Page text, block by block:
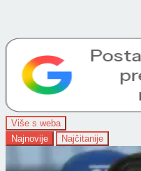
Više s weba
Najnovije
Najčitanije